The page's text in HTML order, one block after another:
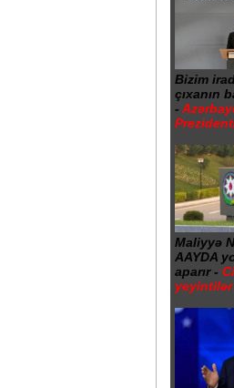
Bizim
çıxanın
-
Maliyyə
AAYDA
aparır -
yeyintilər